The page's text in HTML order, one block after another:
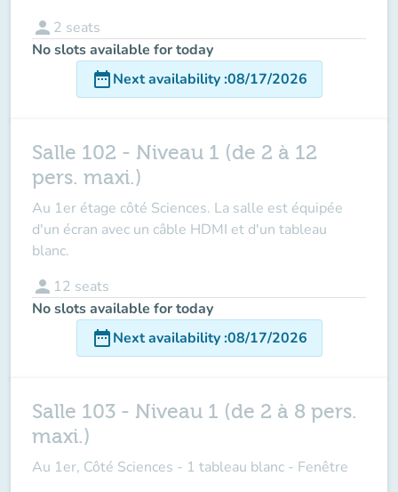
person 2 seats
No slots available for today
date_rangeNext availability:08/17/2026
Salle 102 - Niveau 1 (de 2 à 12
pers. maxi.)
Au 1er étage côté Sciences. La salle est équipée
d'un écran avec un câble HDMI et d'un tableau
blanc.
person 12 seats
No slots available for today
date_rangeNext availability:08/17/2026
Salle 103 - Niveau 1 (de 2 à 8 pers.
maxi.)
Au 1er, Côté Sciences - 1 tableau blanc - Fenêtre